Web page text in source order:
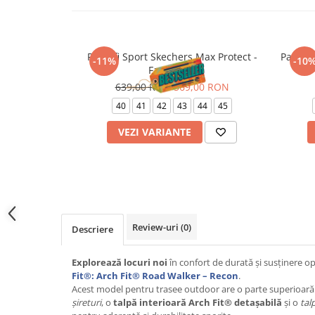
-11%
Pantofi Sport Skechers Max Protect -
Fast Track
639,00 RON569,00 RON
40 41 42 43 44 45
VEZI VARIANTE
-
Descriere Review-uri (0)
Explorează locuri noiîn confort de durată și susținere
Fit®: Arch Fit® Road Walker – Recon.
Acest model pentru trasee outdoor are o parte
șireturi, o talpă interioară Arch Fit® detașabilă și o